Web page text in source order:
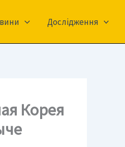
Дослідження
Корея